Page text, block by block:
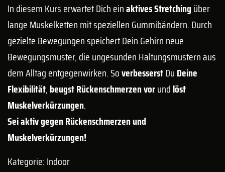
In diesem Kurs erwartet Dich einaktives Stretchingüber
lange Muskelketten mit speziellen Gummibändern. Durch
gezielte Bewegungen speichert Dein Gehirn neue
Bewegungsmuster, die ungesunden Haltungsmustern aus
dem Alltag entgegenwirken. SoverbesserstDuDeine
Flexibilität,beugst Rückenschmerzen vorundlöst
Muskelverkürzungen.
Sei aktiv gegen Rückenschmerzen und
Muskelverkürzungen!
Kategorie: Indoor